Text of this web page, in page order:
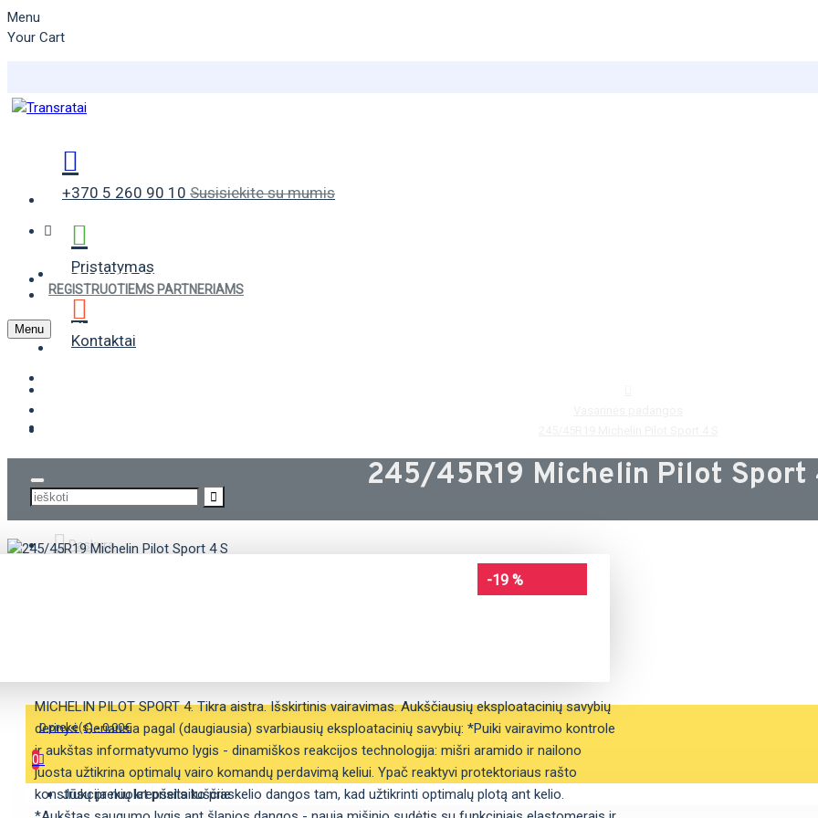
Menu
Your Cart
+370 5 260 90 10 Susisiekite su mumis
Pristatymas
Kontaktai
VASARINĖS PADANGOS
ŽIEMINĖS PADANGOS
Paskyra
0 prekė(s) - 0.00€
0
Jūsų prekių krepšelis tuščias
REGISTRUOTIEMS PARTNERIAMS
Menu
245/45R19 Michelin Pilot Sport
-19 %
MICHELIN PILOT SPORT 4. Tikra aistra. Išskirtinis vairavimas. Aukščiausių eksploatacinių savybių
derinys. Geriausia pagal (daugiausia) svarbiausių eksploatacinių savybių: *Puiki vairavimo kontrole
ir aukštas informatyvumo lygis - dinamiškos reakcijos technologija: mišri aramido ir nailono
juosta užtikrina optimalų vairo komandų perdavimą keliui. Ypač reaktyvi protektoriaus rašto
konstrukcija nuolat prisitaiko prie kelio dangos tam, kad užtikrinti optimalų plotą ant kelio.